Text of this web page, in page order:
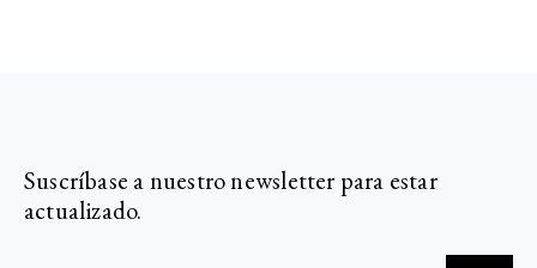
Suscríbase a nuestro newsletter para estar
actualizado.